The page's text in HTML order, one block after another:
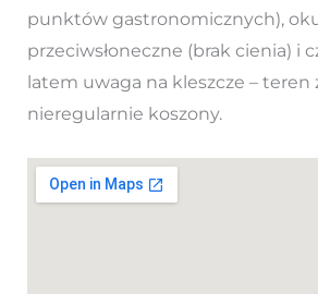
punktów gastronomicznych),
przeciwsłoneczne (brak cienia) i
latem uwaga na kleszcze – teren
nieregularnie koszony.